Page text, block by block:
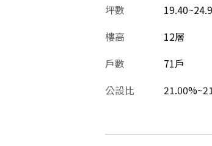
坪數
樓高
12層
戶數
71戶
公設比